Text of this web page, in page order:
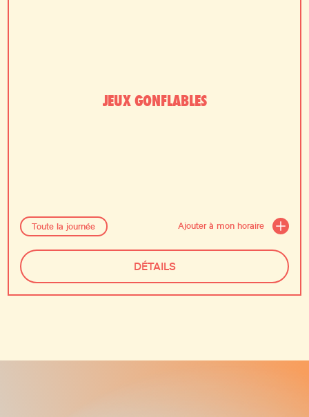
JEUX GONFLABLES
Toute la journée Ajouter à mon horaire
DÉTAILS